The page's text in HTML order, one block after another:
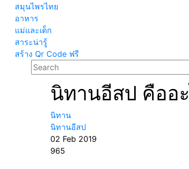
สมุนไพรไทย
อาหาร
แม่และเด็ก
สาระน่ารู้
สร้าง Qr Code ฟรี
นิทานอีสป คืออ
นิทาน
นิทานอีสป
02 Feb 2019
965